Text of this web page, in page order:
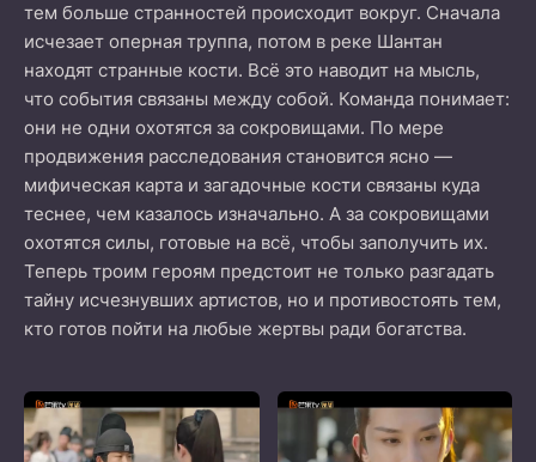
тем больше странностей происходит вокруг. Сначала
исчезает оперная труппа, потом в реке Шантан
находят странные кости. Всё это наводит на мысль,
что события связаны между собой. Команда понимает:
они не одни охотятся за сокровищами. По мере
продвижения расследования становится ясно —
мифическая карта и загадочные кости связаны куда
теснее, чем казалось изначально. А за сокровищами
охотятся силы, готовые на всё, чтобы заполучить их.
Теперь троим героям предстоит не только разгадать
тайну исчезнувших артистов, но и противостоять тем,
кто готов пойти на любые жертвы ради богатства.